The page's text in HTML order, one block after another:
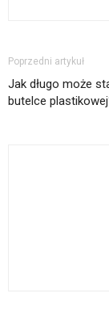
Poprzedni artykuł
Jak długo może
butelce